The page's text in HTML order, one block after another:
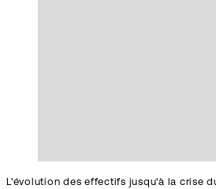
L'évolution des effectifs jusqu'à la crise